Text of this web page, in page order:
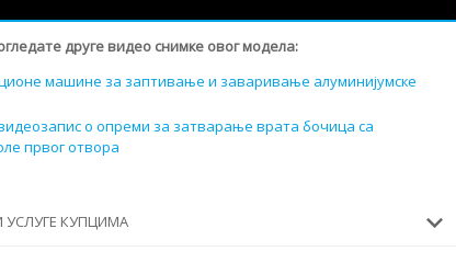
друге видео снимке овог модела:
машине за заптивање и заваривање алуминијумске
о опреми за затварање врата бочица са
првог отвора
УСЛУГЕ КУПЦИМА